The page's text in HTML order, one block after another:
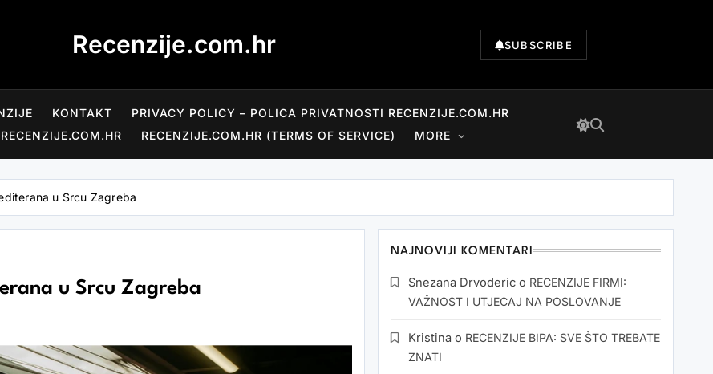
Recenzije.com.hr SUBSCRIBE
KONTAKT
PRIVACY POLICY – POLICA PRIVATNOSTI RECENZIJE.COM.HR
RECENZIJE.COM.HR (TERMS OF SERVICE) MORE
u Srcu Zagreba
u Srcu Zagreba
NAJNOVIJI KOMENTARI
Snezana Drvoderic o RECENZIJE FIRMI:
VAŽNOST I UTJECAJ NA POSLOVANJE
Kristina o RECENZIJE BIPA: SVE ŠTO TREBATE
ZNATI